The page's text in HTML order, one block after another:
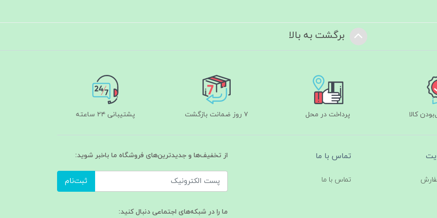
برگشت به بالا
کالا پرداخت در محل ۷ روز ضمانت بازگشت پشتیبانی ۲۴ ساعته
تماس با ما
تماس با ما
از تخفیف‌ها و جدیدترین‌های فروشگاه ما باخبر شوید:
ثبت‌نام
ما را در شبکه‌های اجتماعی دنبال کنید: